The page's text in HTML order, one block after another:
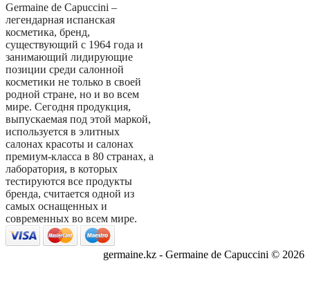
Germaine de Capuccini –
легендарная испанская
косметика, бренд,
существующий с 1964 года и
занимающий лидирующие
позиции среди салонной
косметики не только в своей
родной стране, но и во всем
мире. Сегодня продукция,
выпускаемая под этой маркой,
используется в элитных
салонах красоты и салонах
премиум-класса в 80 странах, а
лаборатория, в которых
тестируются все продукты
бренда, считается одной из
самых оснащенных и
современных во всем мире.
germaine.kz - Germaine de Capuccini © 2026